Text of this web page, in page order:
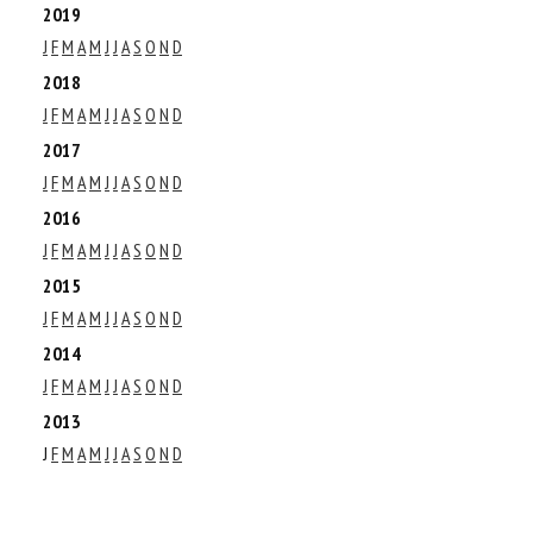
2019
J FM AM J J AS O N D
2018
J FM AM J J AS O N D
2017
J FM AM J J AS O N D
2016
J FM AM J J AS O N D
2015
J FM AM J J AS O N D
2014
J FM AM J J AS O N D
2013
J FM AM J J AS O N D